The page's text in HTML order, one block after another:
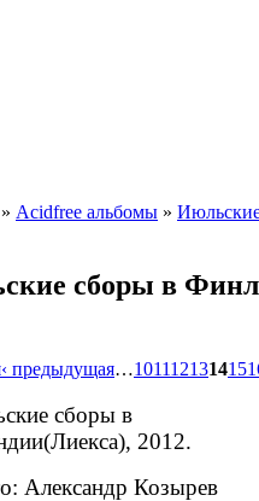
» Acidfree альбомы »
сборы в
‹ предыдущая…101112131415
Александр Козырев